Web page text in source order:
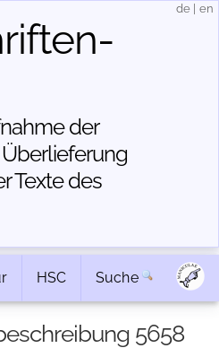
der
Texte des
de en
HSC Suche
5658